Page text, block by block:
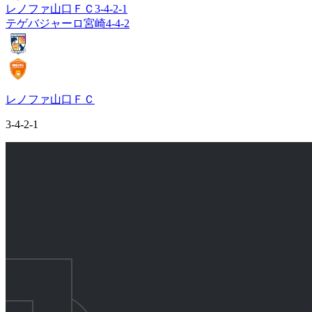
レノファ山口ＦＣ 3-4-2-1
テゲバジャーロ宮崎4-4-2
レノファ山口ＦＣ
3-4-2-1